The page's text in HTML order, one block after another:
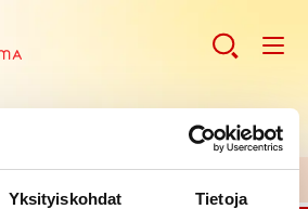
Yksityiskohdat Tietoja